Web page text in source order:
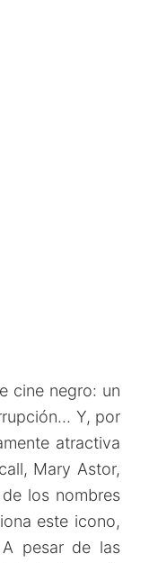
cine negro: un
Y, por
atractiva
Mary Astor,
los nombres
este icono,
pesar de las